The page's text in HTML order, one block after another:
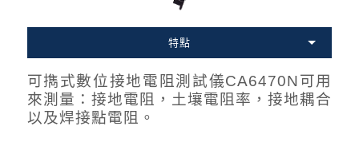
特點
可擕式數位接地電阻測試儀CA6470N可用
來測量：接地電阻，土壤電阻率，接地耦合
以及焊接點電阻。